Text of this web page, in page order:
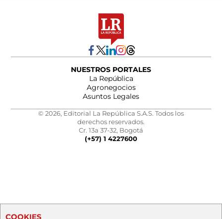
NUESTROS PORTALES
La República
Agronegocios
Asuntos Legales
© 2026, Editorial La República S.A.S. Todos los
derechos reservados.
Cr. 13a 37-32, Bogotá
(+57) 1 4227600
COOKIES